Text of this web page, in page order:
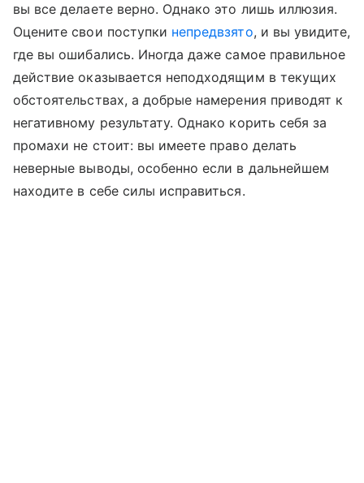
вы все делаете верно. Однако это лишь иллюзия.
Оцените свои поступки непредвзято, и вы увидите,
где вы ошибались. Иногда даже самое правильное
действие оказывается неподходящим в текущих
обстоятельствах, а добрые намерения приводят к
негативному результату. Однако корить себя за
промахи не стоит: вы имеете право делать
неверные выводы, особенно если в дальнейшем
находите в себе силы исправиться.